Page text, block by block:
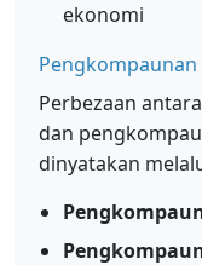
ekonomi
Perbezaan
dan
dinyatakan